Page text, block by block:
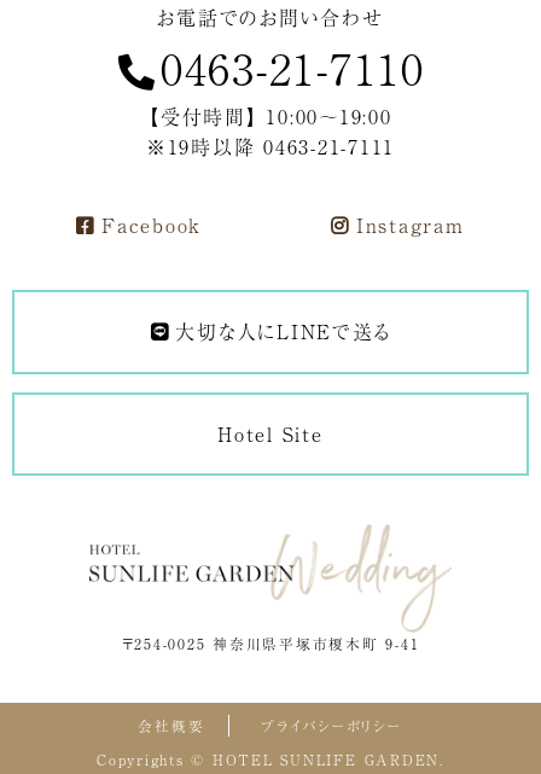
お電話でのお問い合わせ
0463-21-7110
【受付時間】 10:00～19:00
※19時以降 0463-21-7111
Facebook Instagram
大切な人にLINEで送る
Hotel Site
〒254-0025 神奈川県平塚市榎木町 9-41
会社概要
プライバシーポリシー
Copyrights © HOTEL SUNLIFE GARDEN.